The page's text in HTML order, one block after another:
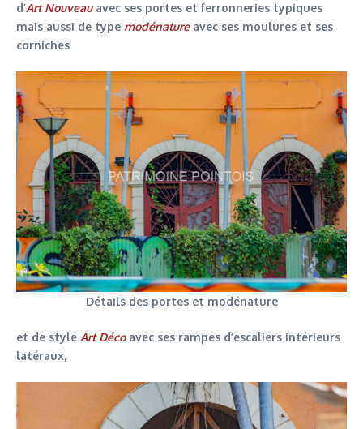
d’Art Nouveauavec ses portes et ferronneries typiques
mais aussi de type modénatureavec ses moulures et ses
corniches
Détails des portes et modénature
et de style Art Décoavec ses rampes d’escaliers intérieurs
latéraux,